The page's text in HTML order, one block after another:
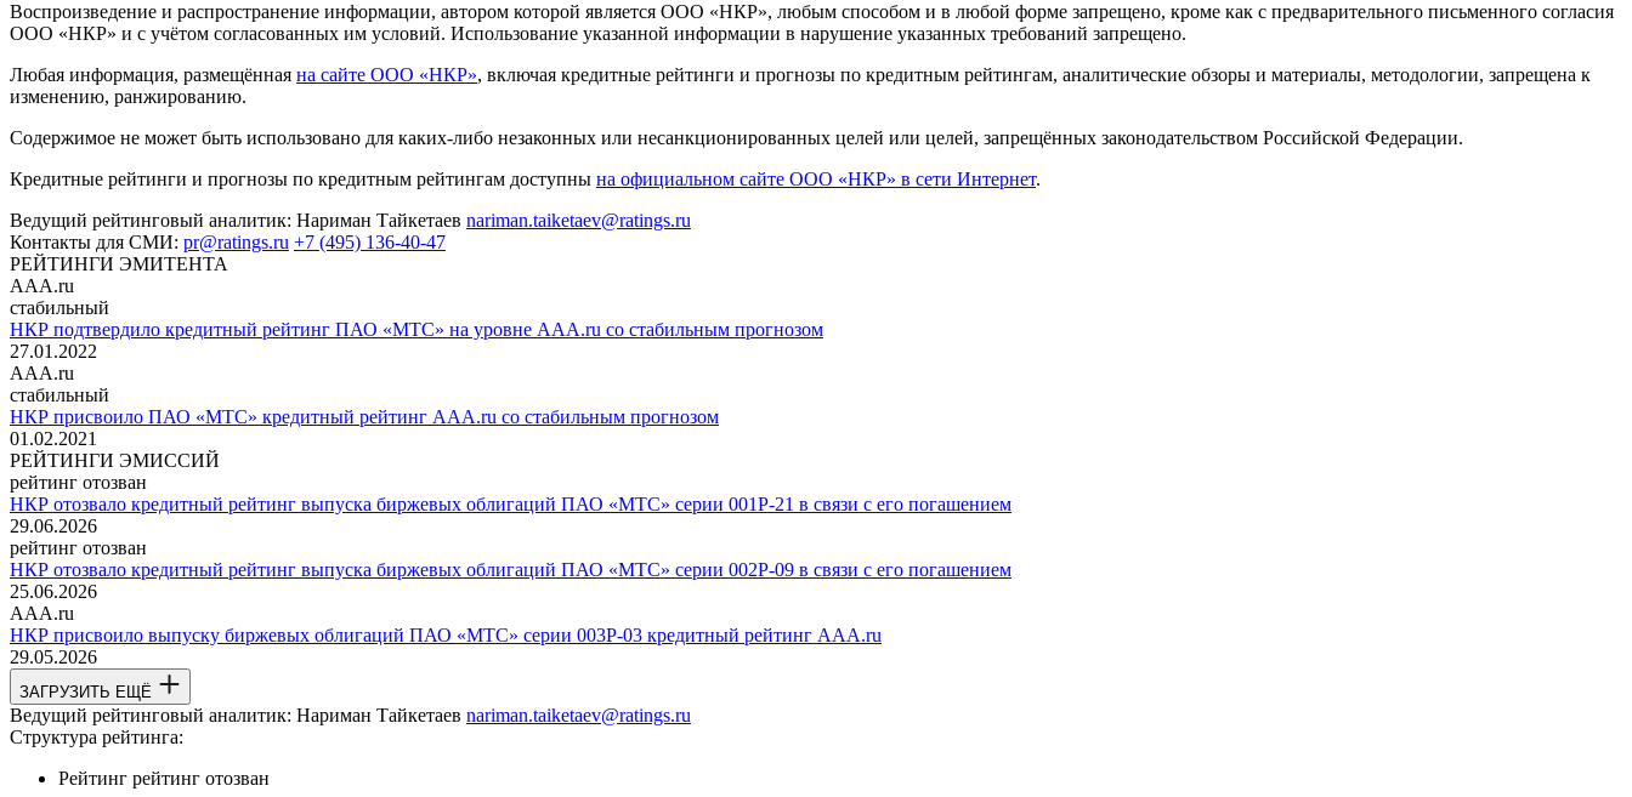
Воспроизведение и распространение информации, автором которой является ООО «НКР», любым способом и в любой форме запрещено, кроме как с предварительного письменного согласия
ООО «НКР» и с учётом согласованных им условий. Использование указанной информации в нарушение указанных требований запрещено.
Любая информация, размещённая на сайте ООО «НКР», включая кредитные рейтинги и прогнозы по кредитным рейтингам, аналитические обзоры и материалы, методологии, запрещена к
изменению, ранжированию.
Содержимое не может быть использовано для каких-либо незаконных или несанкционированных целей или целей, запрещённых законодательством Российской Федерации.
Кредитные рейтинги и прогнозы по кредитным рейтингам доступны на официальном сайте ООО «НКР» в сети Интернет.
Ведущий рейтинговый аналитик: Нариман Тайкетаев nariman.taiketaev@ratings.ru
Контакты для СМИ: pr@ratings.ru +7 (495) 136-40-47
РЕЙТИНГИ ЭМИТЕНТА
AAA.ru
стабильный
НКР подтвердило кредитный рейтинг ПАО «МТС» на уровне AAA.ru со стабильным прогнозом
27.01.2022
AAA.ru
стабильный
НКР присвоило ПАО «МТС» кредитный рейтинг AAA.ru со стабильным прогнозом
01.02.2021
РЕЙТИНГИ ЭМИССИЙ
рейтинг отозван
НКР отозвало кредитный рейтинг выпуска биржевых облигаций ПАО «МТС» серии 001Р-21 в связи с его погашением
29.06.2026
рейтинг отозван
НКР отозвало кредитный рейтинг выпуска биржевых облигаций ПАО «МТС» серии 002Р-09 в связи с его погашением
25.06.2026
AAA.ru
НКР присвоило выпуску биржевых облигаций ПАО «МТС» серии 003Р-03 кредитный рейтинг AAA.ru
29.05.2026
ЗАГРУЗИТЬ ЕЩЁ
Ведущий рейтинговый аналитик: Нариман Тайкетаев nariman.taiketaev@ratings.ru
Структура рейтинга:
Рейтинг рейтинг отозван